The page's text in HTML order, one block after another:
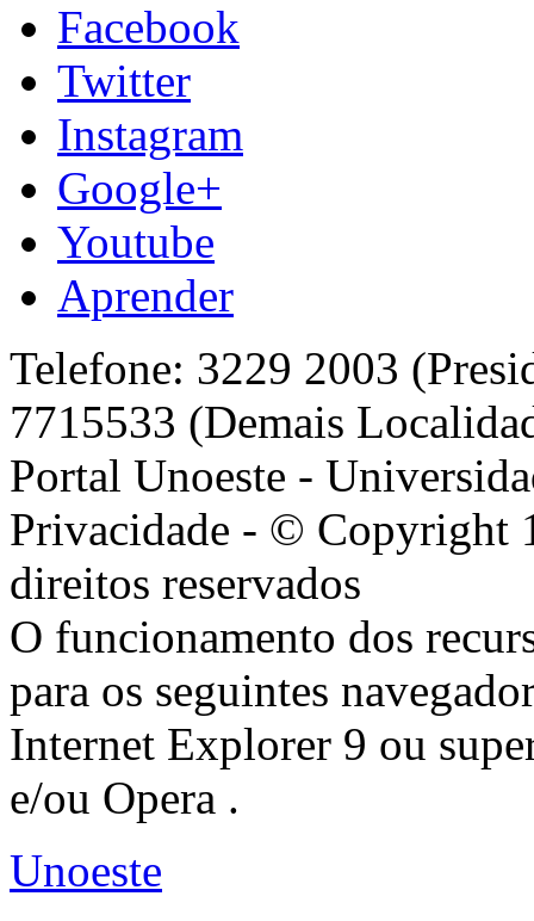
Facebook
Twitter
Instagram
Google+
Youtube
Aprender
Telefone: 3229 2003
7715533 (Demais
Portal Unoeste -
Privacidade - © Copyright
direitos reservados
O funcionamento dos
para os seguintes
Internet Explorer 9 ou
e/ou Opera .
Unoeste